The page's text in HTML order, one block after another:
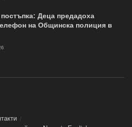
Деца предадоха
на Общинска полиция в